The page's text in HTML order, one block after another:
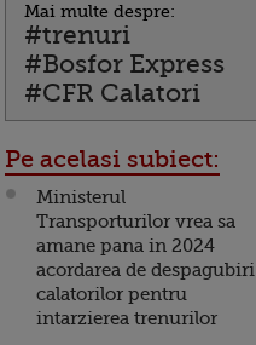
Mai multe despre:
#trenuri
#Bosfor Express
#CFR Calatori
Pe acelasi subiect:
Ministerul
Transporturilor vrea sa
amane pana in 2024
acordarea de despagubiri
calatorilor pentru
intarzierea trenurilor